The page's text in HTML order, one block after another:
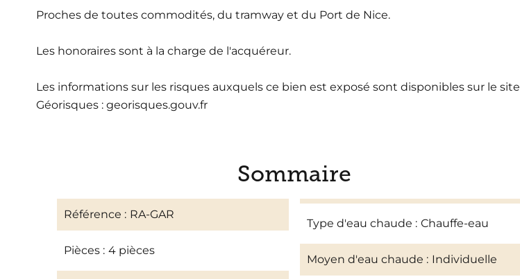
Proches de toutes commodités, du tramway et du Port de Nice.
Les honoraires sont à la charge de l'acquéreur.
Les informations sur les risques auxquels ce bien est exposé sont disponibles sur le site
Géorisques : georisques.gouv.fr
Sommaire
Référence RA-GAR
Pièces 4 pièces
Type d'eau chaude Chauffe-eau
Moyen d'eau chaude Individuelle